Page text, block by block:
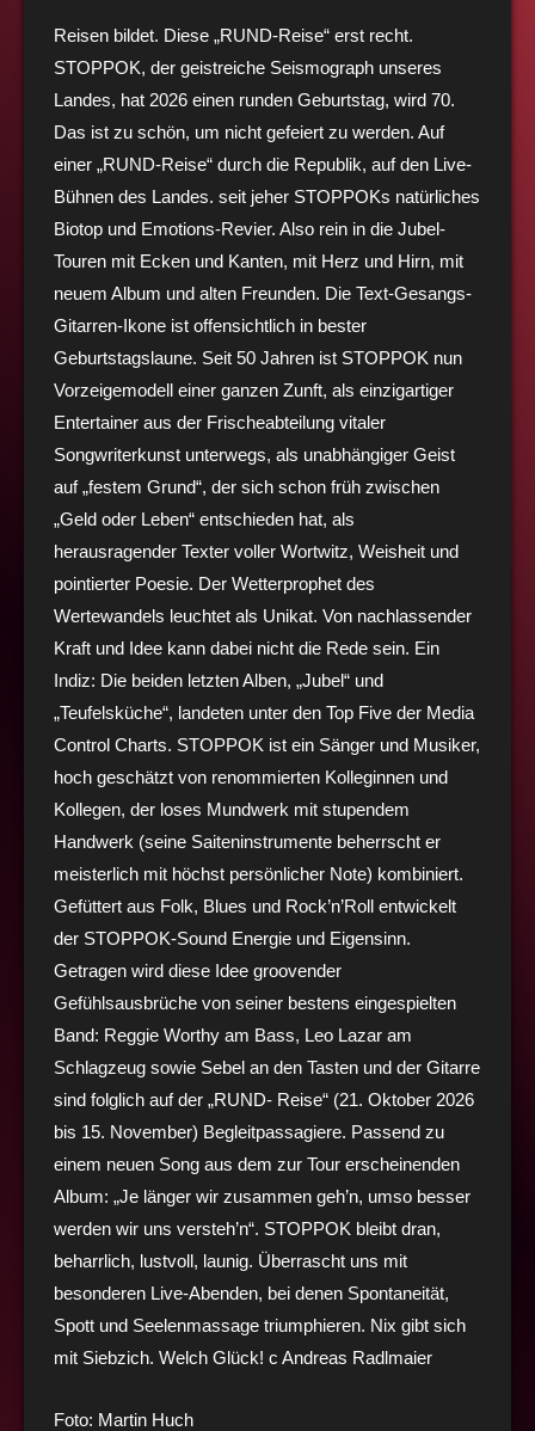
Reisen bildet. Diese „RUND-Reise“ erst recht.
STOPPOK, der geistreiche Seismograph unseres
Landes, hat 2026 einen runden Geburtstag, wird 70.
Das ist zu schön, um nicht gefeiert zu werden. Auf
einer „RUND-Reise“ durch die Republik, auf den Live-
Bühnen des Landes. seit jeher STOPPOKs natürliches
Biotop und Emotions-Revier. Also rein in die Jubel-
Touren mit Ecken und Kanten, mit Herz und Hirn, mit
neuem Album und alten Freunden. Die Text-Gesangs-
Gitarren-Ikone ist offensichtlich in bester
Geburtstagslaune. Seit 50 Jahren ist STOPPOK nun
Vorzeigemodell einer ganzen Zunft, als einzigartiger
Entertainer aus der Frischeabteilung vitaler
Songwriterkunst unterwegs, als unabhängiger Geist
auf „festem Grund“, der sich schon früh zwischen
„Geld oder Leben“ entschieden hat, als
herausragender Texter voller Wortwitz, Weisheit und
pointierter Poesie. Der Wetterprophet des
Wertewandels leuchtet als Unikat. Von nachlassender
Kraft und Idee kann dabei nicht die Rede sein. Ein
Indiz: Die beiden letzten Alben, „Jubel“ und
„Teufelsküche“, landeten unter den Top Five der Media
Control Charts. STOPPOK ist ein Sänger und Musiker,
hoch geschätzt von renommierten Kolleginnen und
Kollegen, der loses Mundwerk mit stupendem
Handwerk (seine Saiteninstrumente beherrscht er
meisterlich mit höchst persönlicher Note) kombiniert.
Gefüttert aus Folk, Blues und Rock’n’Roll entwickelt
der STOPPOK-Sound Energie und Eigensinn.
Getragen wird diese Idee groovender
Gefühlsausbrüche von seiner bestens eingespielten
Band: Reggie Worthy am Bass, Leo Lazar am
Schlagzeug sowie Sebel an den Tasten und der Gitarre
sind folglich auf der „RUND- Reise“ (21. Oktober 2026
bis 15. November) Begleitpassagiere. Passend zu
einem neuen Song aus dem zur Tour erscheinenden
Album: „Je länger wir zusammen geh’n, umso besser
werden wir uns versteh’n“. STOPPOK bleibt dran,
beharrlich, lustvoll, launig. Überrascht uns mit
besonderen Live-Abenden, bei denen Spontaneität,
Spott und Seelenmassage triumphieren. Nix gibt sich
mit Siebzich. Welch Glück! c Andreas Radlmaier
Foto: Martin Huch